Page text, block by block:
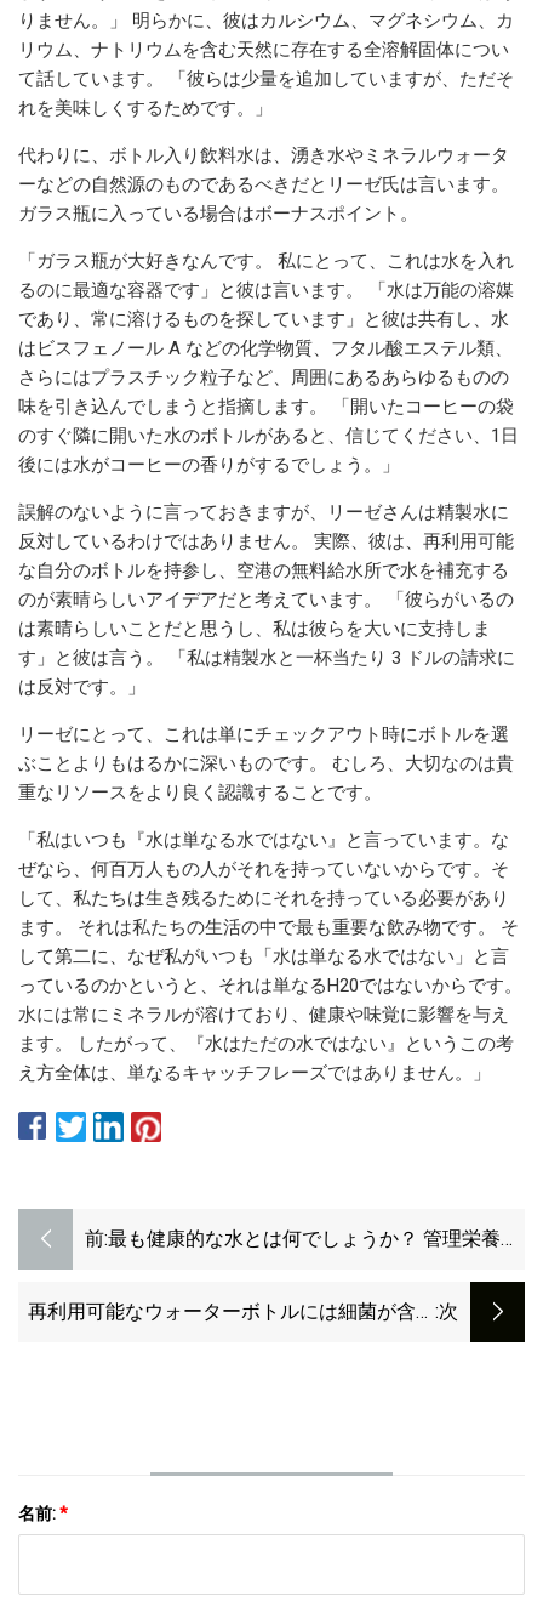
りません。」 明らかに、彼はカルシウム、マグネシウム、カ
リウム、ナトリウムを含む天然に存在する全溶解固体につい
て話しています。 「彼らは少量を追加していますが、ただそ
れを美味しくするためです。」
代わりに、ボトル入り飲料水は、湧き水やミネラルウォータ
ーなどの自然源のものであるべきだとリーゼ氏は言います。
ガラス瓶に入っている場合はボーナスポイント。
「ガラス瓶が大好きなんです。 私にとって、これは水を入れ
るのに最適な容器です」と彼は言います。 「水は万能の溶媒
であり、常に溶けるものを探しています」と彼は共有し、水
はビスフェノール A などの化学物質、フタル酸エステル類、
さらにはプラスチック粒子など、周囲にあるあらゆるものの
味を引き込んでしまうと指摘します。 「開いたコーヒーの袋
のすぐ隣に開いた水のボトルがあると、信じてください、1日
後には水がコーヒーの香りがするでしょう。」
誤解のないように言っておきますが、リーゼさんは精製水に
反対しているわけではありません。 実際、彼は、再利用可能
な自分のボトルを持参し、空港の無料給水所で水を補充する
のが素晴らしいアイデアだと考えています。 「彼らがいるの
は素晴らしいことだと思うし、私は彼らを大いに支持しま
す」と彼は言う。 「私は精製水と一杯当たり 3 ドルの請求に
は反対です。」
リーゼにとって、これは単にチェックアウト時にボトルを選
ぶことよりもはるかに深いものです。 むしろ、大切なのは貴
重なリソースをより良く認識することです。
「私はいつも『水は単なる水ではない』と言っています。な
ぜなら、何百万人もの人がそれを持っていないからです。そ
して、私たちは生き残るためにそれを持っている必要があり
ます。 それは私たちの生活の中で最も重要な飲み物です。 そ
して第二に、なぜ私がいつも「水は単なる水ではない」と言
っているのかというと、それは単なるH20ではないからです。
水には常にミネラルが溶けており、健康や味覚に影響を与え
ます。 したがって、『水はただの水ではない』というこの考
え方全体は、単なるキャッチフレーズではありません。」
前:最も健康的な水とは何でしょうか？ 管理栄養士
再利用可能なウォーターボトルには細菌が含ま :次
名前:*